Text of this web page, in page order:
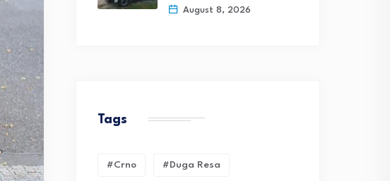
August 8, 2026
Tags
#crno #duga Resa